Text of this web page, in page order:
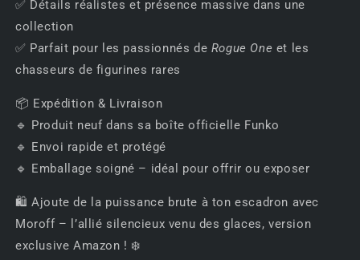
✅ Détails réalistes et présence massive dans une
collection
✅ Parfait pour les passionnés de Rogue One et les
chasseurs de figurines rares
📦 Expédition & Livraison
🔹 Produit neuf dans sa boîte officielle Funko
🔹 Envoi rapide et protégé
🔹 Emballage soigné – idéal pour offrir ou exposer
🛍 Ajoute de la puissance brute à ton escadron avec
Moroff – l’allié silencieux venu des glaces, version
exclusive Amazon ! ❄️